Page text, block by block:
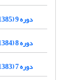
دوره 9 (1385)
دوره 8 (1384)
دوره 7 (1383)